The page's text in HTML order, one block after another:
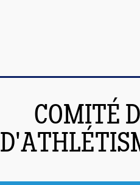
COMITÉ